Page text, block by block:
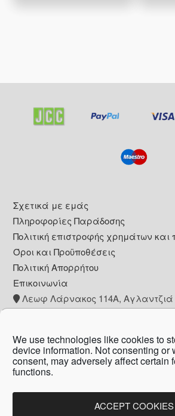
We use technologies like cookies to
device information. Not consenting or
consent, may adversely affect certain
functions.
ACCEPT COOKIES
Footer
Σχετικά με εμάς
Πληροφορίες Παράδοσης
Πολιτική επιστροφής χρημάτων και
Όροι και Προϋποθέσεις
Πολιτική Απορρήτου
Επικοινωνία
Λεωφ Λάρνακος 114Α, Αγλαντζιά
Zanni Pharmacy